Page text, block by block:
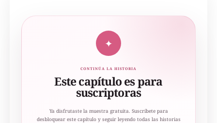
✦
CONTINÚA LA HISTORIA
Este capítulo es para
suscriptoras
Ya disfrutaste la muestra gratuita. Suscríbete para
desbloquear este capítulo y seguir leyendo todas las historias